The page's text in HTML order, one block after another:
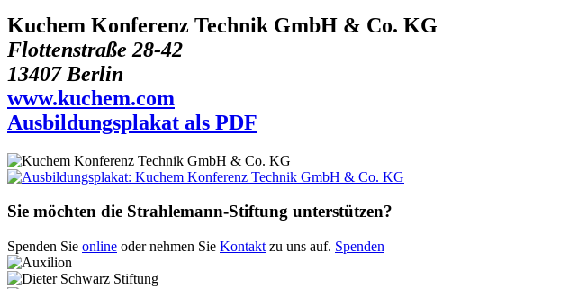
Kuchem Konferenz Technik GmbH & Co. KG
Flottenstraße 28-42
13407 Berlin
www.kuchem.com
Ausbildungsplakat als PDF
Sie möchten die Strahlemann-Stiftung unterstützen?
Spenden Sie online oder nehmen Sie Kontakt zu uns auf. Spenden